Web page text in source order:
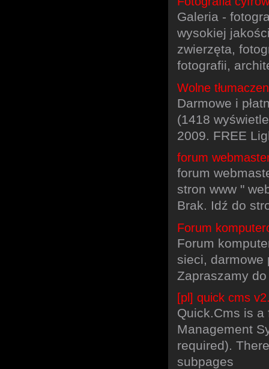
Galeria -
wysokiej
zwierzęta,
fotografii,
Wolne
Darmowe i
(1418
2009. FREE
forum
forum
stron www "
Brak. Idź do
Forum
Forum
sieci, darmowe
Zapraszamy
[pl] quick cms
Quick.Cms is
Management
required).
subpages